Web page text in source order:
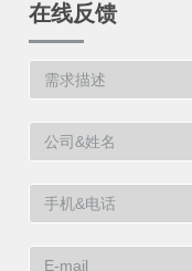
在线反馈